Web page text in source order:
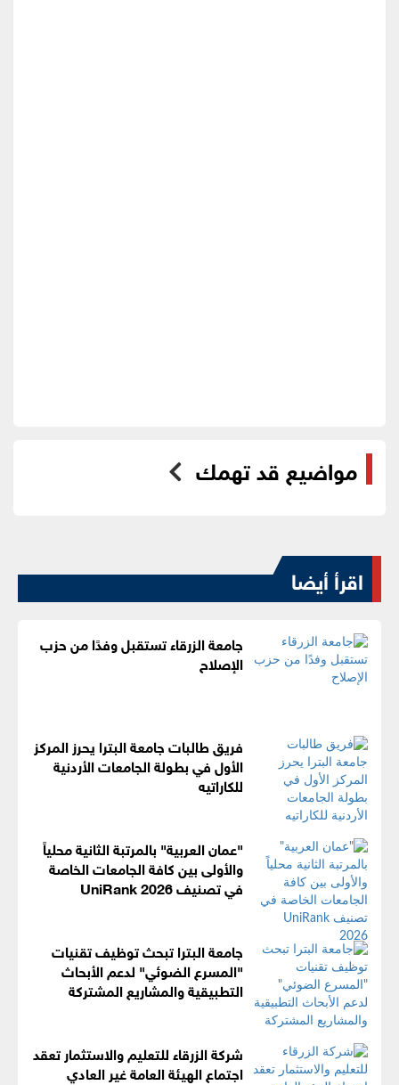
مواضيع قد تهمك
اقرأ أيضا
جامعة الزرقاء تستقبل وفدًا من حزب
الإصلاح
فريق طالبات جامعة البترا يحرز المركز
الأول في بطولة الجامعات الأردنية
للكاراتيه
"عمان العربية" بالمرتبة الثانية محلياً
والأولى بين كافة الجامعات الخاصة
في تصنيف UniRank 2026
جامعة البترا تبحث توظيف تقنيات
"المسرع الضوئي" لدعم الأبحاث
التطبيقية والمشاريع المشتركة
شركة الزرقاء للتعليم والاستثمار تعقد
اجتماع الهيئة العامة غير العادي